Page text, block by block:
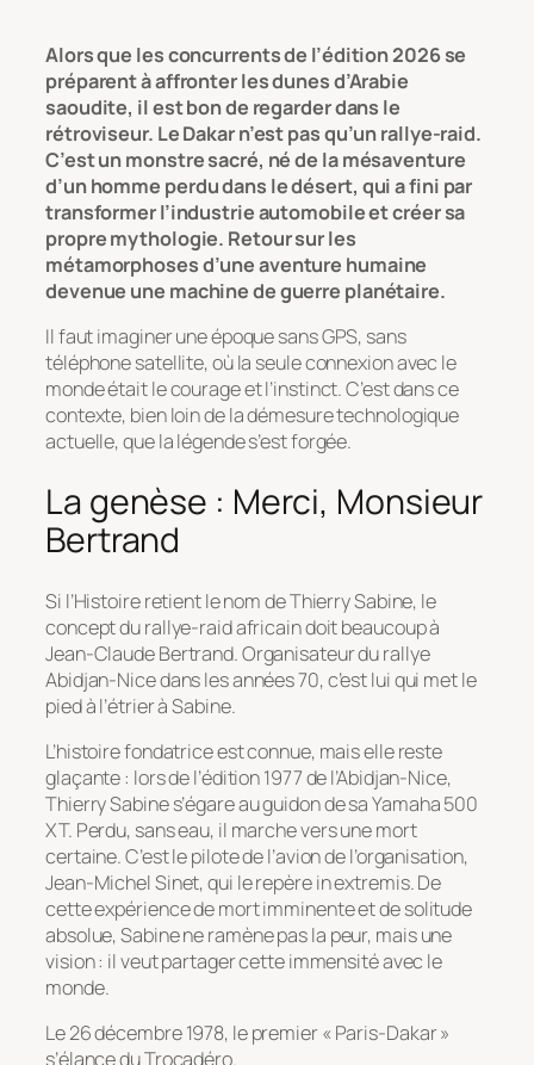
Alors que les concurrents de l’édition 2026 se
préparent à affronter les dunes d’Arabie
saoudite, il est bon de regarder dans le
rétroviseur. Le Dakar n’est pas qu’un rallye-raid.
C’est un monstre sacré, né de la mésaventure
d’un homme perdu dans le désert, qui a fini par
transformer l’industrie automobile et créer sa
propre mythologie. Retour sur les
métamorphoses d’une aventure humaine
devenue une machine de guerre planétaire.
Il faut imaginer une époque sans GPS, sans
téléphone satellite, où la seule connexion avec le
monde était le courage et l’instinct. C’est dans ce
contexte, bien loin de la démesure technologique
actuelle, que la légende s’est forgée.
La genèse : Merci, Monsieur
Bertrand
Si l’Histoire retient le nom de Thierry Sabine, le
concept du rallye-raid africain doit beaucoup à
Jean-Claude Bertrand. Organisateur du rallye
Abidjan-Nice dans les années 70, c’est lui qui met le
pied à l’étrier à Sabine.
L’histoire fondatrice est connue, mais elle reste
glaçante : lors de l’édition 1977 de l’Abidjan-Nice,
Thierry Sabine s’égare au guidon de sa Yamaha 500
XT. Perdu, sans eau, il marche vers une mort
certaine. C’est le pilote de l’avion de l’organisation,
Jean-Michel Sinet, qui le repèrein extremis. De
cette expérience de mort imminente et de solitude
absolue, Sabine ne ramène pas la peur, mais une
vision : il veut partager cette immensité avec le
monde.
Le 26 décembre 1978, le premier « Paris-Dakar »
s’élance du Trocadéro.